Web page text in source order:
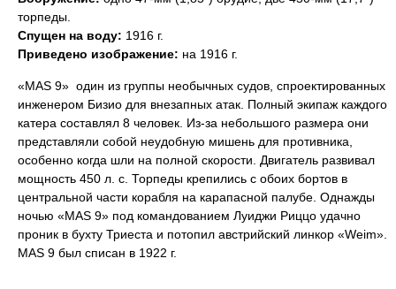
торпеды.
Спущен на воду: 1916 г.
Приведено изображение: на 1916 г.
«MAS 9»  один из группы необычных судов, спроектированных
инженером Бизио для внезапных атак. Полный экипаж каждого
катера составлял 8 человек. Из-за небольшого размера они
представляли собой неудобную мишень для противника,
особенно когда шли на полной скорости. Двигатель развивал
мощность 450 л. с. Торпеды крепились с обоих бортов в
центральной части корабля на карапасной палубе. Однажды
ночью «MAS 9» под командованием Луиджи Риццо удачно
проник в бухту Триеста и потопил австрийский линкор «Weim».
MAS 9 был списан в 1922 г.